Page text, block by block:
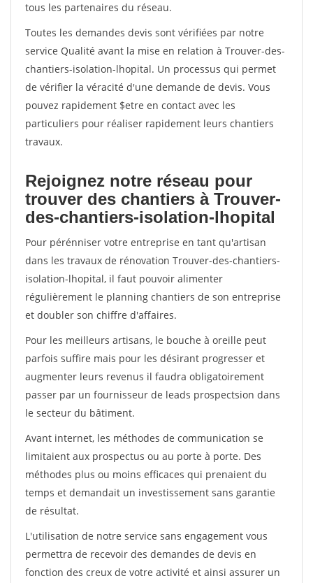
tous les partenaires du réseau.
Toutes les demandes devis sont vérifiées par notre
service Qualité avant la mise en relation à Trouver-des-
chantiers-isolation-lhopital. Un processus qui permet
de vérifier la véracité d'une demande de devis. Vous
pouvez rapidement $etre en contact avec les
particuliers pour réaliser rapidement leurs chantiers
travaux.
Rejoignez notre réseau pour
trouver des chantiers à Trouver-
des-chantiers-isolation-lhopital
Pour pérénniser votre entreprise en tant qu'artisan
dans les travaux de rénovation Trouver-des-chantiers-
isolation-lhopital, il faut pouvoir alimenter
régulièrement le planning chantiers de son entreprise
et doubler son chiffre d'affaires.
Pour les meilleurs artisans, le bouche à oreille peut
parfois suffire mais pour les désirant progresser et
augmenter leurs revenus il faudra obligatoirement
passer par un fournisseur de leads prospectsion dans
le secteur du bâtiment.
Avant internet, les méthodes de communication se
limitaient aux prospectus ou au porte à porte. Des
méthodes plus ou moins efficaces qui prenaient du
temps et demandait un investissement sans garantie
de résultat.
L'utilisation de notre service sans engagement vous
permettra de recevoir des demandes de devis en
fonction des creux de votre activité et ainsi assurer un